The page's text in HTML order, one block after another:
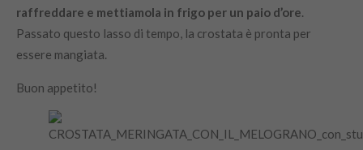
raffreddare e mettiamola in frigo per un paio d’ore.
Passato questo lasso di tempo, la crostata è pronta per
essere mangiata.
Buon appetito!